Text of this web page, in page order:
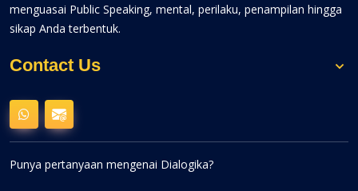
menguasai Public Speaking, mental, perilaku, penampilan hingga
sikap Anda terbentuk.
Contact Us
Punya pertanyaan mengenai Dialogika?